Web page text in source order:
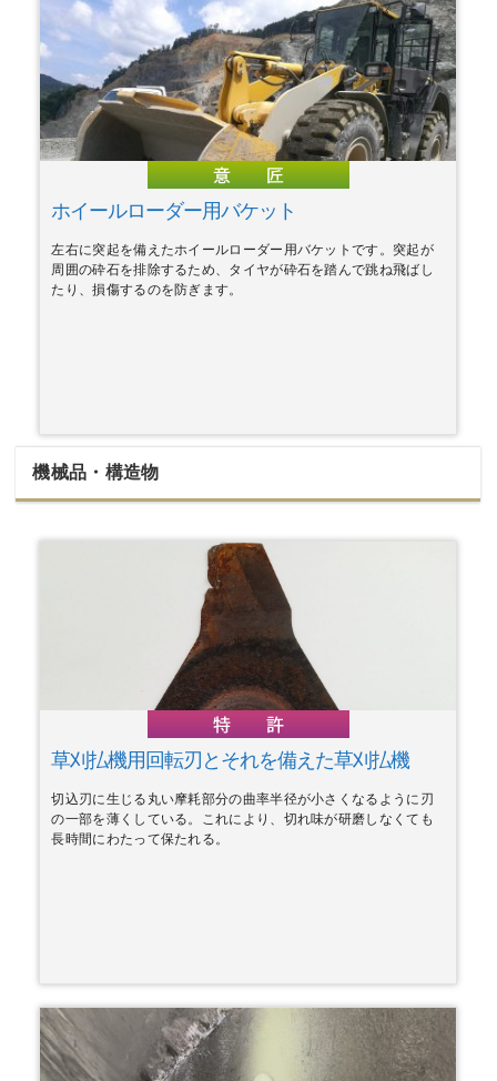
ホイールローダー用バケット
左右に突起を備えたホイールローダー用バケットです。突起が
周囲の砕石を排除するため、タイヤが砕石を踏んで跳ね飛ばし
たり、損傷するのを防ぎます。
機械品・構造物
草刈払機用回転刃とそれを備えた草刈払機
切込刃に生じる丸い摩耗部分の曲率半径が小さくなるように刃
の一部を薄くしている。これにより、切れ味が研磨しなくても
長時間にわたって保たれる。